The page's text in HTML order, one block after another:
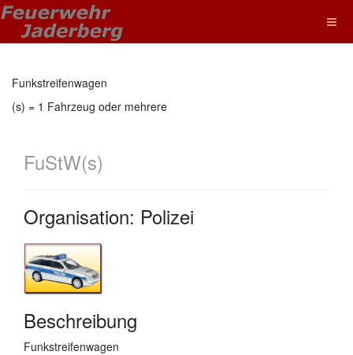
Funkstreifenwagen
(s) = 1 Fahrzeug oder mehrere
FuStW(s)
Organisation: Polizei
Beschreibung
Funkstreifenwagen